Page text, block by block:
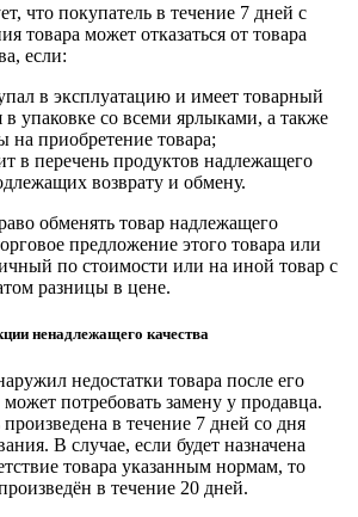
что покупатель в течение 7 дней с
товара может отказаться от товара
если:
в эксплуатацию и имеет товарный
в упаковке со всеми ярлыками, а также
на приобретение товара;
в перечень продуктов надлежащего
возврату и обмену.
обменять товар надлежащего
предложение этого товара или
по стоимости или на иной товар с
разницы в цене.
ненадлежащего качества
недостатки товара после его
потребовать замену у продавца.
в течение 7 дней со дня
В случае, если будет назначена
товара указанным нормам, то
в течение 20 дней.